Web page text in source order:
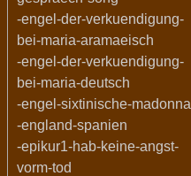
-engel-der-verkuendigung-
bei-maria-aramaeisch
-engel-der-verkuendigung-
bei-maria-deutsch
-engel-sixtinische-madonna
-england-spanien
-epikur1-hab-keine-angst-
vorm-tod